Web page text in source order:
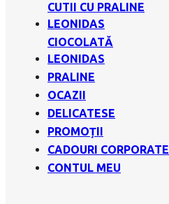
CUTII CU PRALINE
LEONIDAS
CIOCOLATĂ
LEONIDAS
PRALINE
OCAZII
DELICATESE
PROMOȚII
CADOURI CORPORATE
CONTUL MEU